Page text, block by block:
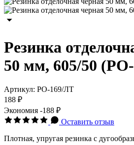
Резинка
50 мм, 605/50
Артикул: РО-169/ЛТ
188 ₽
Экономия -188 ₽
Оставить отзыв
Плотная, упругая резинка с